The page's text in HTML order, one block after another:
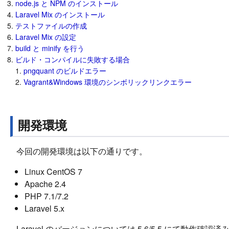
node.js と NPM のインストール
Laravel Mix のインストール
テストファイルの作成
Laravel Mix の設定
build と minify を行う
ビルド・コンパイルに失敗する場合
pngquant のビルドエラー
Vagrant&Windows 環境のシンボリックリンクエラー
開発環境
今回の開発環境は以下の通りです。
Linux CentOS 7
Apache 2.4
PHP 7.1/7.2
Laravel 5.x